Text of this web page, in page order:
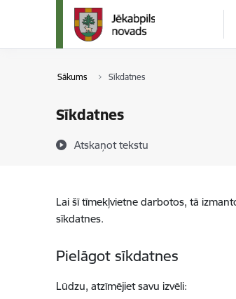
Pāriet uz lapas saturu
Sākums Sīkdatnes
Sīkdatnes
Atskaņot tekstu
Lai šī tīmekļvietne darbotos, tā
sīkdatnes.
Pielāgot sīkdatnes
Lūdzu, atzīmējiet savu izvēli: